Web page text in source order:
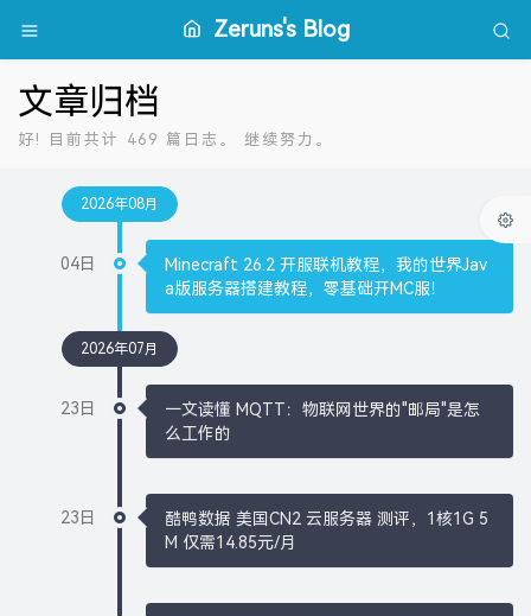
Zeruns's Blog
文章归档
好! 目前共计 469 篇日志。 继续努力。
2026年08月
04日
Minecraft 26.2 开服联机教程，我的世界Jav
a版服务器搭建教程，零基础开MC服！
2026年07月
23日
一文读懂 MQTT：物联网世界的"邮局"是怎
么工作的
23日
酷鸭数据 美国CN2 云服务器 测评，1核1G 5
M 仅需14.85元/月